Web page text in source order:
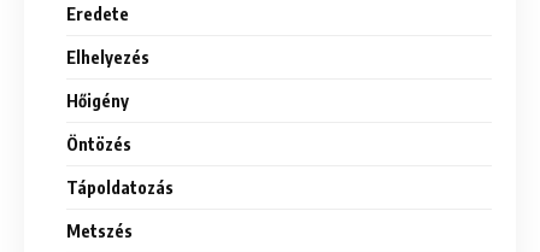
Eredete
Elhelyezés
Hőigény
Öntözés
Tápoldatozás
Metszés